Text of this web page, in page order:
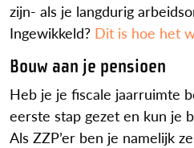
zijn- als je langdurig
Ingewikkeld? Dit is hoe het
Bouw aan je pensioen
Heb je je fiscale jaarruimte
eerste stap gezet en kun je
Als ZZP’er ben je namelijk